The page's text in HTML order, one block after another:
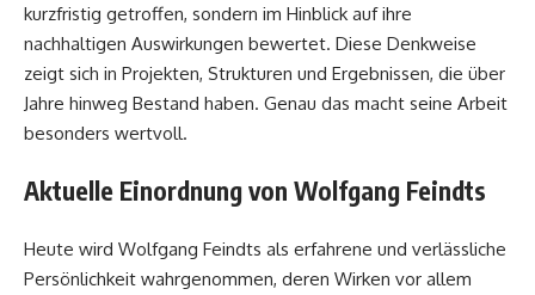
kurzfristig getroffen, sondern im Hinblick auf ihre
nachhaltigen Auswirkungen bewertet. Diese Denkweise
zeigt sich in Projekten, Strukturen und Ergebnissen, die über
Jahre hinweg Bestand haben. Genau das macht seine Arbeit
besonders wertvoll.
Aktuelle Einordnung von Wolfgang Feindts
Heute wird Wolfgang Feindts als erfahrene und verlässliche
Persönlichkeit wahrgenommen, deren Wirken vor allem